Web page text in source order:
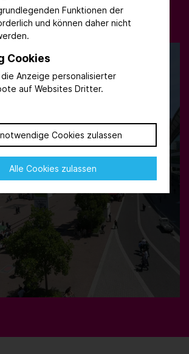
Funktionen der
und können daher nicht
Cookies
Anzeige personalisierter
auf Websites Dritter.
Cookies zulassen
Alle Cookies zulassen